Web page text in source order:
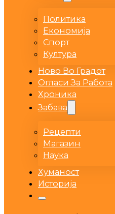
Политика
Економија
Спорт
Култура
Ново Во Градот
Огласи За Работа
Хроника
Забава
Рецепти
Магазин
Наука
Хуманост
Историја